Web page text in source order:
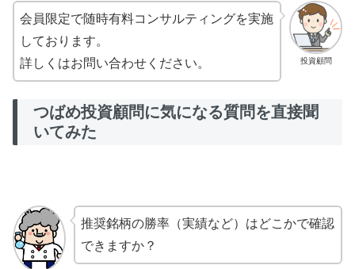
投資顧問
会員限定で随時有料コンサルティングを実施
しております。
詳しくはお問い合わせください。
つばめ投資顧問に気になる質問を直接聞
いてみた
推奨銘柄の勝率（実績など）はどこかで確認
できますか？